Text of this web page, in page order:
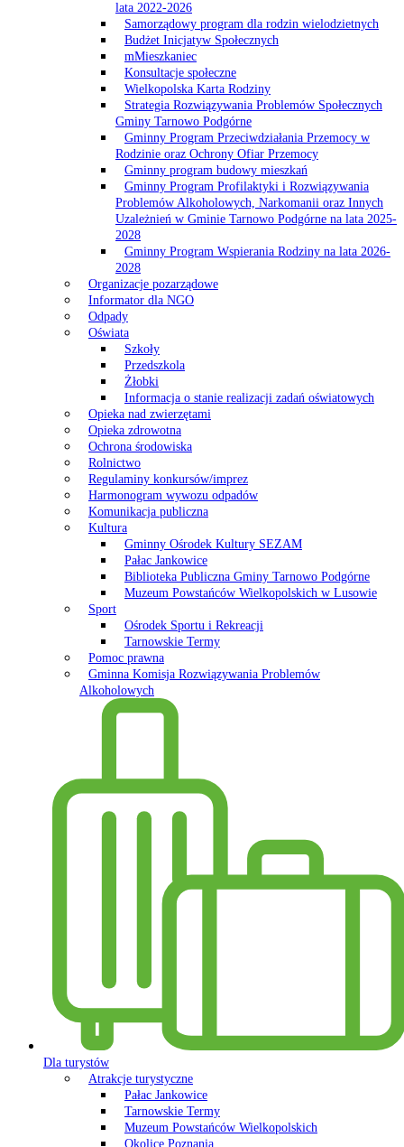
lata 2022-2026
Samorządowy program dla rodzin wielodzietnych
Budżet Inicjatyw Społecznych
mMieszkaniec
Konsultacje społeczne
Wielkopolska Karta Rodziny
Strategia Rozwiązywania Problemów Społecznych
Gminy Tarnowo Podgórne
Gminny Program Przeciwdziałania Przemocy w
Rodzinie oraz Ochrony Ofiar Przemocy
Gminny program budowy mieszkań
Gminny Program Profilaktyki i Rozwiązywania
Problemów Alkoholowych, Narkomanii oraz Innych
Uzależnień w Gminie Tarnowo Podgórne na lata 2025-
2028
Gminny Program Wspierania Rodziny na lata 2026-
2028
Organizacje pozarządowe
Informator dla NGO
Odpady
Oświata
Szkoły
Przedszkola
Żłobki
Informacja o stanie realizacji zadań oświatowych
Opieka nad zwierzętami
Opieka zdrowotna
Ochrona środowiska
Rolnictwo
Regulaminy konkursów/imprez
Harmonogram wywozu odpadów
Komunikacja publiczna
Kultura
Gminny Ośrodek Kultury SEZAM
Pałac Jankowice
Biblioteka Publiczna Gminy Tarnowo Podgórne
Muzeum Powstańców Wielkopolskich w Lusowie
Sport
Ośrodek Sportu i Rekreacji
Tarnowskie Termy
Pomoc prawna
Gminna Komisja Rozwiązywania Problemów
Alkoholowych
Dla turystów
Atrakcje turystyczne
Pałac Jankowice
Tarnowskie Termy
Muzeum Powstańców Wielkopolskich
Okolice Poznania